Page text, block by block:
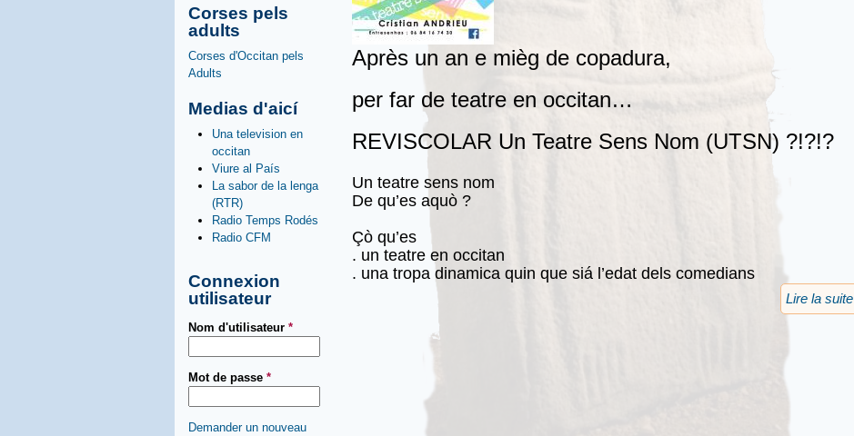
Corses pels
adults
Corses d'Occitan pels
Adults
Medias d'aicí
Una television en
occitan
Viure al País
La sabor de la lenga
(RTR)
Radio Temps Rodés
Radio CFM
Connexion
utilisateur
Nom d'utilisateur *
Mot de passe *
Demander un nouveau
Après un an e mièg de copadura,
per far de teatre en occitan…
REVISCOLAR Un Teatre Sens Nom (UTSN) ?!?!?
Un teatre sens nom
De qu’es aquò ?
Çò qu’es
. un teatre en occitan
. una tropa dinamica quin que siá l’edat dels comedians
Lire la suite